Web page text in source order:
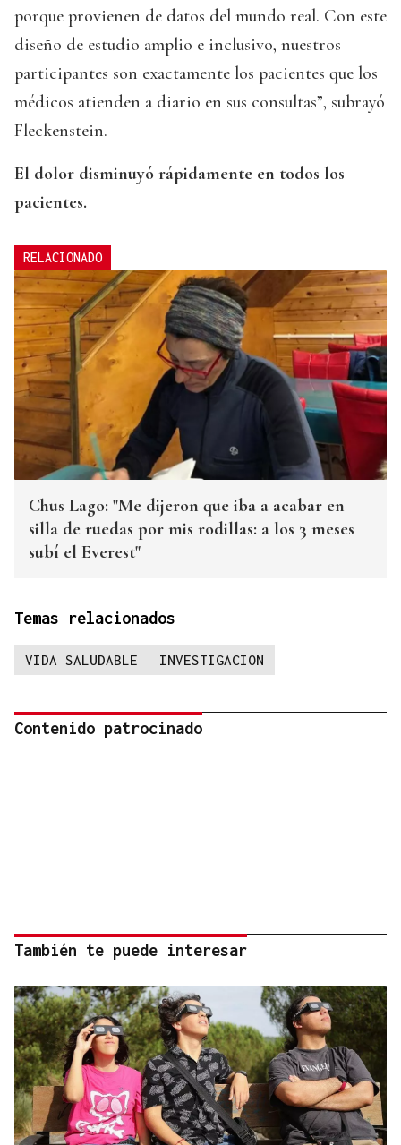
porque provienen de datos del mundo real. Con este
diseño de estudio amplio e inclusivo, nuestros
participantes son exactamente los pacientes que los
médicos atienden a diario en sus consultas”, subrayó
Fleckenstein.
El dolor disminuyó rápidamente en todos los
pacientes.
RELACIONADO
Chus Lago: "Me dijeron que iba a acabar en
silla de ruedas por mis rodillas: a los 3 meses
subí el Everest"
Temas relacionados
VIDA SALUDABLE INVESTIGACION
Contenido patrocinado
También te puede interesar